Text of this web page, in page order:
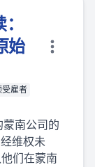
始
受雇者
南公司的
维权未
们在蒙南